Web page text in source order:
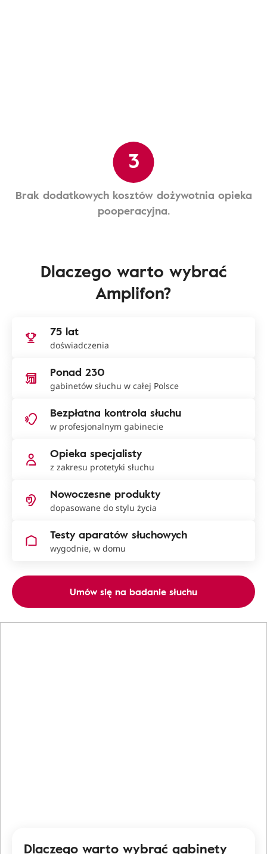
3
Brak dodatkowych kosztów dożywotnia opieka
pooperacyjna.
Dlaczego warto wybrać
Amplifon?
75 lat
doświadczenia
Ponad 230
gabinetów słuchu w całej Polsce
Bezpłatna kontrola słuchu
w profesjonalnym gabinecie
Opieka specjalisty
z zakresu protetyki słuchu
Nowoczesne produkty
dopasowane do stylu życia
Testy aparatów słuchowych
wygodnie, w domu
Umów się na badanie słuchu
Dlaczego warto wybrać gabinety